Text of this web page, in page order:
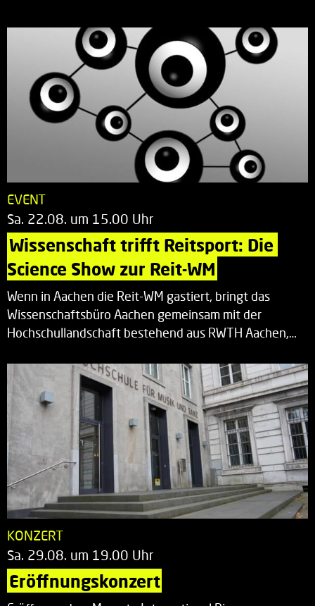
EVENT
Sa. 22.08. um 15.00 Uhr
Wissenschaft trifft Reitsport: Die
Science Show zur Reit-WM
Wenn in Aachen die Reit-WM gastiert, bringt das
Wissenschaftsbüro Aachen gemeinsam mit der
Hochschullandschaft bestehend aus RWTH Aachen,…
KONZERT
Sa. 29.08. um 19.00 Uhr
Eröffnungskonzert